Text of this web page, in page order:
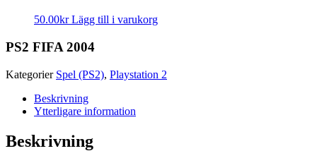
50.00kr Lägg till i varukorg
PS2 FIFA 2004
Kategorier Spel (PS2), Playstation 2
Beskrivning
Ytterligare information
Beskrivning